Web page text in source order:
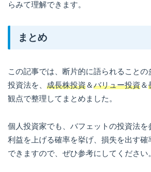
らみて理解できます。
まとめ
この記事では、断片的に語られること
投資法を、 成長株投資＆バリュー投資＆
観点で整理してまとめました。
個人投資家でも、バフェットの投資法を
利益を上げる確率を挙げ、損失を出す確
できますので、ぜひ参考にしてください